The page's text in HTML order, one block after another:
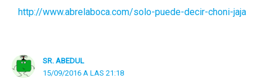
http://www.abrelaboca.com/solo-puede-decir-choni-jaja
SR. ABEDUL
15/09/2016 A LAS 21:18